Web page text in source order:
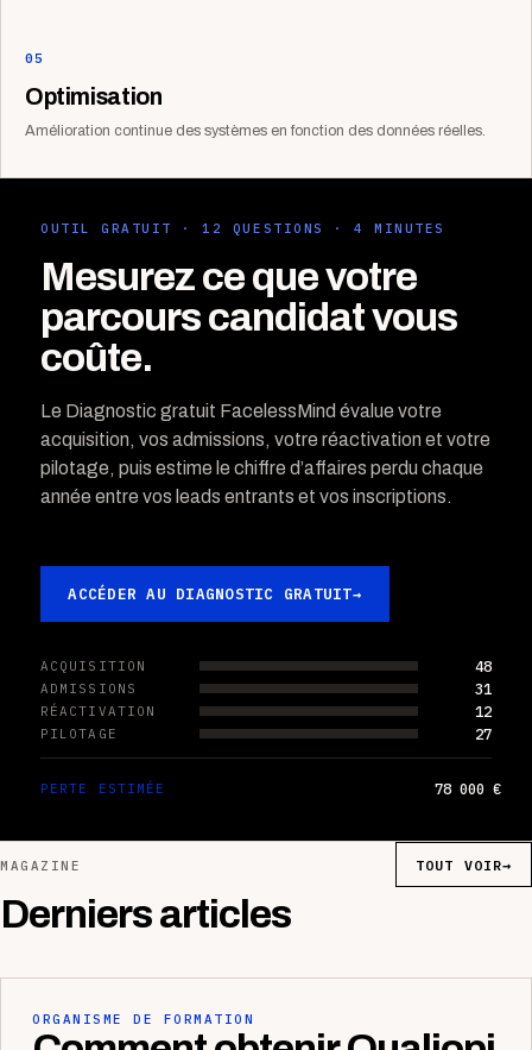
05
Optimisation
Amélioration continue des systèmes en fonction des données réelles.
OUTIL GRATUIT · 12 QUESTIONS · 4 MINUTES
Mesurez ce que votre
parcours candidat vous
coûte.
Le Diagnostic gratuit FacelessMind évalue votre
acquisition, vos admissions, votre réactivation et votre
pilotage, puis estime le chiffre d’affaires perdu chaque
année entre vos leads entrants et vos inscriptions.
ACCÉDER AU DIAGNOSTIC GRATUIT→
ACQUISITION 48
ADMISSIONS 31
RÉACTIVATION 12
PILOTAGE 27
PERTE ESTIMÉE 78 000 €
MAGAZINE
Derniers articles
TOUT VOIR→
ORGANISME DE FORMATION